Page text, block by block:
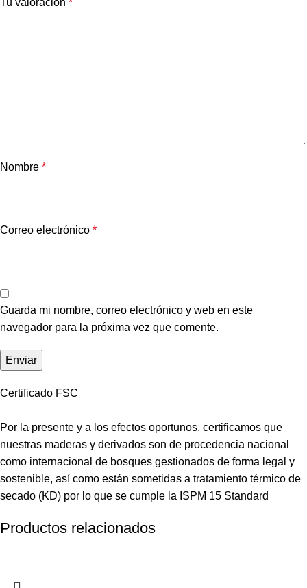
Nombre *
Correo electrónico *
Guarda mi nombre, correo electrónico y web en este
navegador para la próxima vez que comente.
Certificado FSC
Por la presente y a los efectos oportunos, certificamos que
nuestras maderas y derivados son de procedencia nacional
como internacional de bosques gestionados de forma legal y
sostenible, así como están sometidas a tratamiento térmico de
secado (KD) por lo que se cumple la ISPM 15 Standard
Productos relacionados